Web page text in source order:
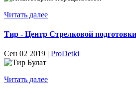
Читать далее
Тир - Центр Стрелковой
Сен 02 2019 | ProDetki
Читать далее